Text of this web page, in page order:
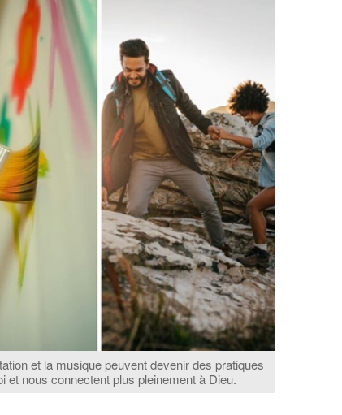
et la musique peuvent devenir des pratiques
nous connectent plus pleinement à Dieu.